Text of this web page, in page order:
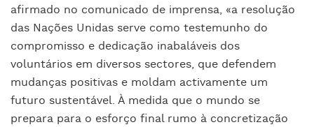
afirmado no comunicado de imprensa, «a resolução
das Nações Unidas serve como testemunho do
compromisso e dedicação inabaláveis dos
voluntários em diversos sectores, que defendem
mudanças positivas e moldam activamente um
futuro sustentável. À medida que o mundo se
prepara para o esforço final rumo à concretização